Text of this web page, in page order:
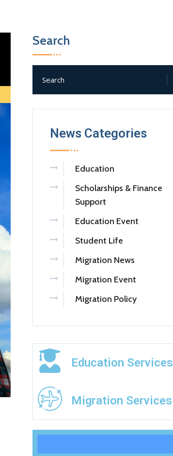
Search
News Categories
Education
Scholarships & Finance
Support
Education Event
Student Life
Migration News
Migration Event
Migration Policy
Education Services
Migration Services